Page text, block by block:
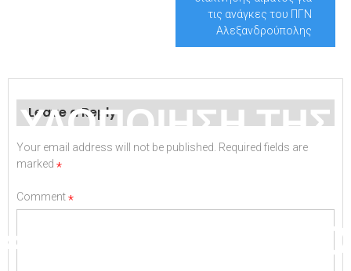
ΤΗΝ
ΥΛΟΠΟΙΗΣΗ ΤΗΣ
«ΠΡΟΜΗΘΕΙΑ ΔΥΟ
τις ανάγκες του ΠΓΝ
Αλεξανδρούπολης
Leave a Reply
Your email address will not be published.
Required fields are
marked *
Comment*